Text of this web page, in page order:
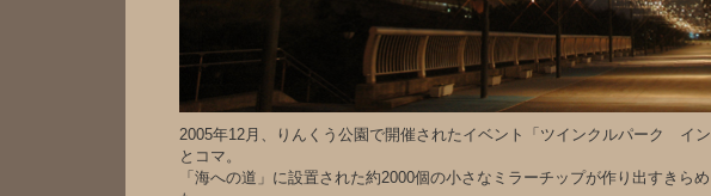
2005年12月、りんくう公園で開催されたイベント「ツインクルパーク
とコマ。
「海への道」に設置された約2000個の小さなミラーチップが作り出すきら